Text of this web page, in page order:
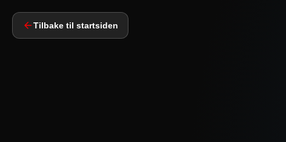
Tilbake til startsiden